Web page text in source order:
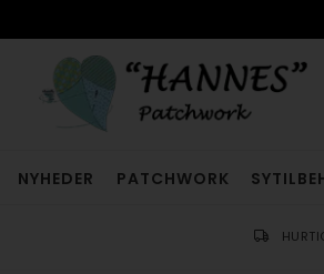
NYHEDER PATCHWORK